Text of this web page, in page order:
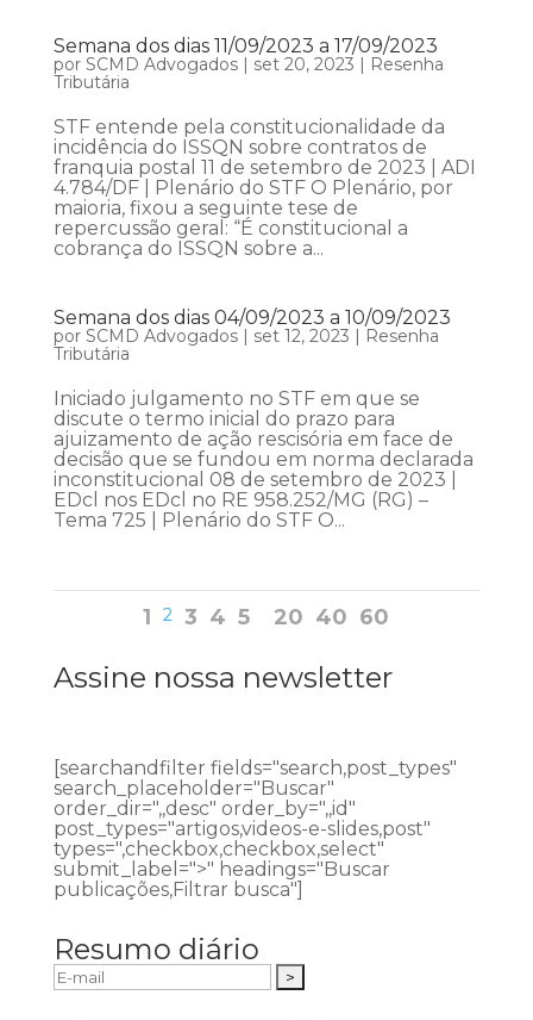
Semana dos dias 11/09/2023 a 17/09/2023
por SCMD Advogados| set 20, 2023 | Resenha
Tributária
STF entende pela constitucionalidade da
incidência do ISSQN sobre contratos de
franquia postal 11 de setembro de 2023 | ADI
4.784/DF | Plenário do STF O Plenário, por
maioria, fixou a seguinte tese de
repercussão geral: “É constitucional a
cobrança do ISSQN sobre a...
Semana dos dias 04/09/2023 a 10/09/2023
por SCMD Advogados| set 12, 2023 | Resenha
Tributária
Iniciado julgamento no STF em que se
discute o termo inicial do prazo para
ajuizamento de ação rescisória em face de
decisão que se fundou em norma declarada
inconstitucional 08 de setembro de 2023 |
EDcl nos EDcl no RE 958.252/MG (RG) –
Tema 725 | Plenário do STF O...
1 2 3 4 5 20 40 60
Assine nossa newsletter
[searchandfilter fields="search,post_types"
search_placeholder="Buscar"
order_dir=",,desc" order_by=",,id"
post_types="artigos,videos-e-slides,post"
types=",checkbox,checkbox,select"
submit_label=">" headings="Buscar
publicações,Filtrar busca"]
Resumo diário